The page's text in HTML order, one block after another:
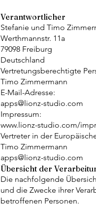
Verantwortlicher
Stefanie und Timo
Werthmannstr. 11a
79098 Freiburg
Deutschland
Vertretungsberechtigte
Timo Zimmermann
E-Mail-Adresse:
apps@lionz-studio.com
Impressum:
www.lionz-studio.com/
Vertreter in der
Timo Zimmermann
apps@lionz-studio.com
Übersicht der
Die nachfolgende
und die Zwecke ihrer
betroffenen Personen.